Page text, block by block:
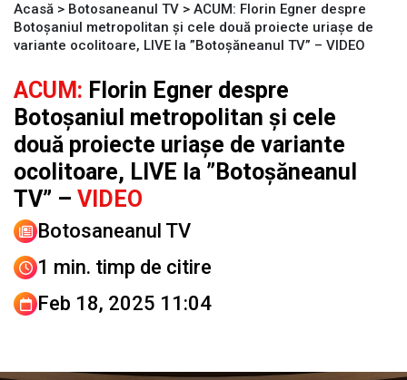
Acasă > Botosaneanul TV > ACUM: Florin Egner despre
Botoșaniul metropolitan și cele două proiecte uriașe de
variante ocolitoare, LIVE la ”Botoșăneanul TV” – VIDEO
ACUM: Florin Egner despre
Botoșaniul metropolitan și cele
două proiecte uriașe de variante
ocolitoare, LIVE la ”Botoșăneanul
TV” – VIDEO
Botosaneanul TV
1 min. timp de citire
Feb 18, 2025 11:04